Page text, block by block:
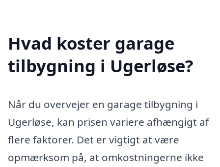
Hvad koster garage
tilbygning i Ugerløse?
Når du overvejer en garage tilbygning i
Ugerløse, kan prisen variere afhængigt af
flere faktorer. Det er vigtigt at være
opmærksom på, at omkostningerne ikke